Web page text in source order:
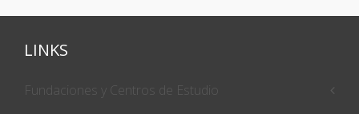
LINKS
Fundaciones y Centros de Estudio